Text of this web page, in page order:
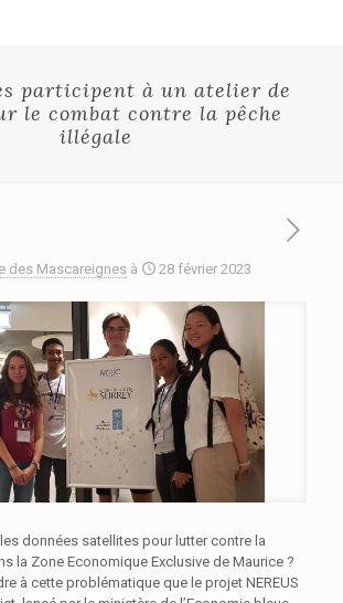
participent à un atelier de
le combat contre la pêche
illégale
des Mascareignes à 28 février 2023
données satellites pour lutter contre la
la Zone Economique Exclusive de Maurice ?
à cette problématique que le projet NEREUS